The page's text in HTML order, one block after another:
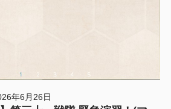
年6月26日